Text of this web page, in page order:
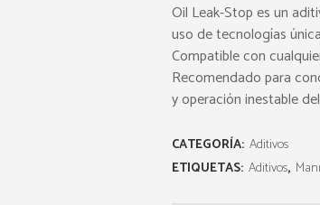
Oil Leak-Stop es un
uso de tecnologías
Compatible con
Recomendado para
y operación inestable
CATEGORÍA: Aditivos
ETIQUETAS: Aditivos,